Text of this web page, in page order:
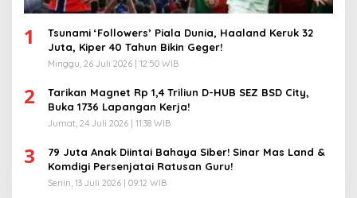
1
Tsunami ‘Followers’ Piala Dunia, Haaland Keruk 32
Juta, Kiper 40 Tahun Bikin Geger!
Minggu, 26 Juli 2026 | 12:50 WIB
2
Tarikan Magnet Rp 1,4 Triliun D-HUB SEZ BSD City,
Buka 1736 Lapangan Kerja!
Jumat, 24 Juli 2026 | 11:38 WIB
3
79 Juta Anak Diintai Bahaya Siber! Sinar Mas Land &
Komdigi Persenjatai Ratusan Guru!
Senin, 13 Juli 2026 | 09:12 WIB